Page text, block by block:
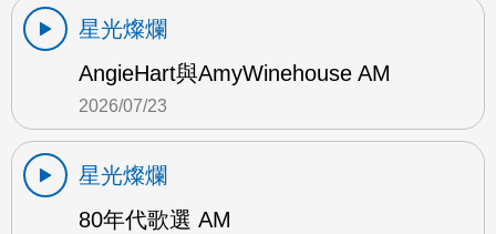
星光燦爛
AngieHart與AmyWinehouse AM
2026/07/23
星光燦爛
80年代歌選 AM